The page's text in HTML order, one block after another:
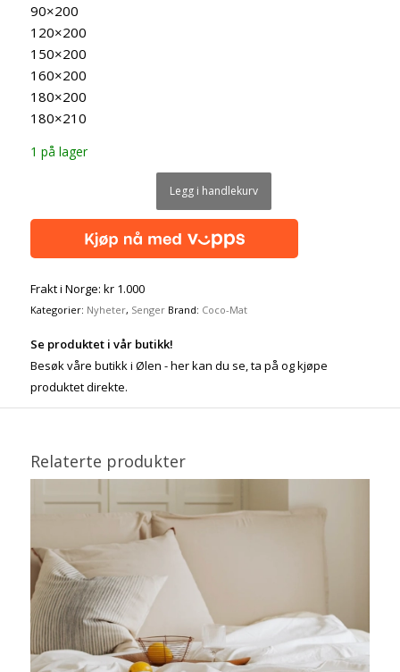
90×200
120×200
150×200
160×200
180×200
180×210
1 på lager
Legg i handlekurv
Frakt i Norge: kr 1.000
Kategorier: Nyheter, Senger Brand: Coco-Mat
Se produktet i vår butikk!
Besøk våre butikk i Ølen - her kan du se, ta på og kjøpe
produktet direkte.
Relaterte produkter